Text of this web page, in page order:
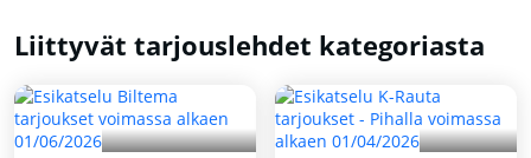
Liittyvät tarjouslehdet kategoriasta